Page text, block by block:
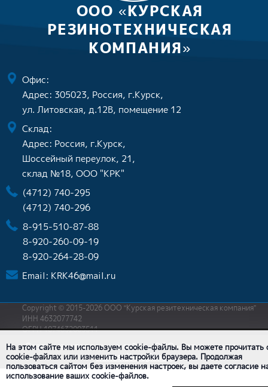
ООО «КУРСКАЯ
РЕЗИНОТЕХНИЧЕСКАЯ
КОМПАНИЯ»
Офис:
Адрес: 305023, Россия, г.Курск,
ул. Литовская, д.12В, помещение 12
Склад:
Адрес: Россия, г.Курск,
Шоссейный переулок, 21,
склад №18, ООО "КРК"
(4712) 740-295
(4712) 740-296
8-915-510-87-88
8-920-260-09-19
8-920-264-28-09
Email: KRK46@mail.ru
Copyright © 2015-2026 ООО “Курская резитехническая компания”
ИНН 4632077742
ОГРН 1074632003511
Создание и поддержка сайта - ООО «Регион центр».
www.sait-region.ru
На этом сайте мы используем cookie-файлы. Вы можете прочитать
cookie-файлах или изменить настройки браузера. Продолжая
пользоваться сайтом без изменения настроек, вы даете согласие
использование ваших cookie-файлов.